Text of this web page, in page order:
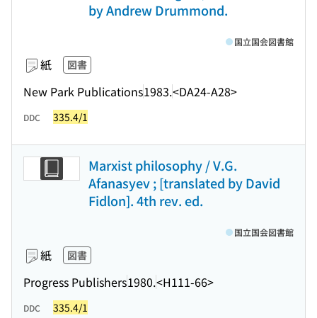
by Andrew Drummond.
紙 図書
New Park Publications1983.<DA24-A28>
国立国会図書館
DDC 335.4/1
Marxist philosophy / V.G.
Afanasyev ; [translated by David
Fidlon]. 4th rev. ed.
紙 図書
Progress Publishers1980.<H111-66>
国立国会図書館
DDC 335.4/1